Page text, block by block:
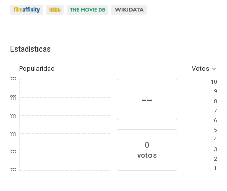
Estadísticas
Popularidad Votos
???
???
???
???
???
???
--
0
votos
10
9
8
7
6
5
4
3
2
1